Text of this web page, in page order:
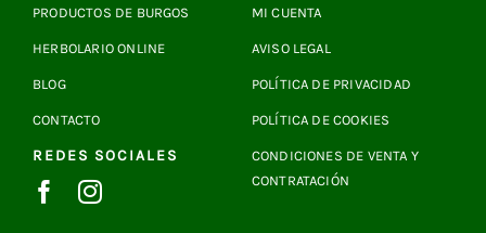
PRODUCTOS DE BURGOS
HERBOLARIO ONLINE
BLOG
CONTACTO
REDES SOCIALES
MI CUENTA
AVISO LEGAL
POLÍTICA DE PRIVACIDAD
POLÍTICA DE COOKIES
CONDICIONES DE VENTA Y
CONTRATACIÓN